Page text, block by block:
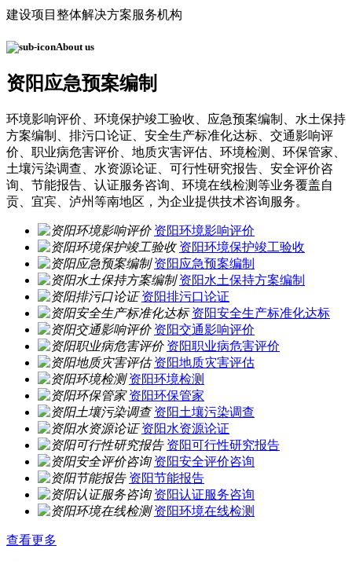
建设项目整体解决方案服务机构
About us
资阳应急预案编制
环境影响评价、环境保护竣工验收、应急预案编制、水土保持
方案编制、排污口论证、安全生产标准化达标、交通影响评
价、职业病危害评价、地质灾害评估、环境检测、环保管家、
土壤污染调查、水资源论证、可行性研究报告、安全评价咨
询、节能报告、认证服务咨询、环境在线检测等业务覆盖自
贡、宜宾、泸州等南地区，为企业提供技术咨询服务。
资阳环境影响评价
资阳环境保护竣工验收
资阳应急预案编制
资阳水土保持方案编制
资阳排污口论证
资阳安全生产标准化达标
资阳交通影响评价
资阳职业病危害评价
资阳地质灾害评估
资阳环境检测
资阳环保管家
资阳土壤污染调查
资阳水资源论证
资阳可行性研究报告
资阳安全评价咨询
资阳节能报告
资阳认证服务咨询
资阳环境在线检测
查看更多